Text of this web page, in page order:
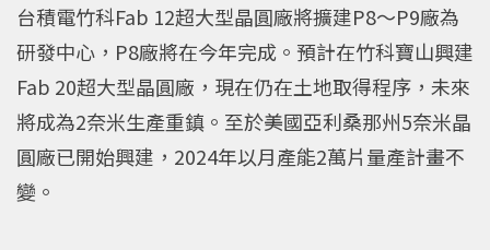
台積電竹科Fab 12超大型晶圓廠將擴建P8～P9廠為
研發中心，P8廠將在今年完成。預計在竹科寶山興建
Fab 20超大型晶圓廠，現在仍在土地取得程序，未來
將成為2奈米生產重鎮。至於美國亞利桑那州5奈米晶
圓廠已開始興建，2024年以月產能2萬片量產計畫不
變。